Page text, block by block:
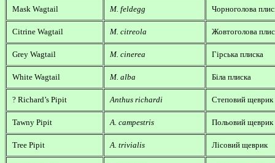
Mask Wagtail M. feldegg Чорноголова
Citrine Wagtail M. citreola Жовтоголова
Grey Wagtail M. cinerea Гірська плиска
White Wagtail M. alba Біла плиска
? Richard’s Pipit Anthus richardi Степовий щеврик
Tawny Pipit A. campestris Польовий щеврик
Tree Pipit A. trivialis Лісовий щеврик